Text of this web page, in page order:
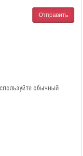
Отправить
обычный